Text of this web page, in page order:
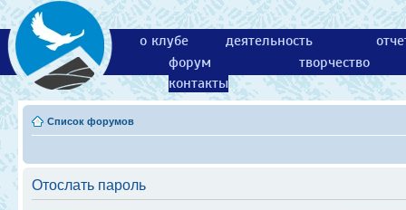
о клубе деятельность
форум
творчество
контакты
Список форумов
Отослать пароль